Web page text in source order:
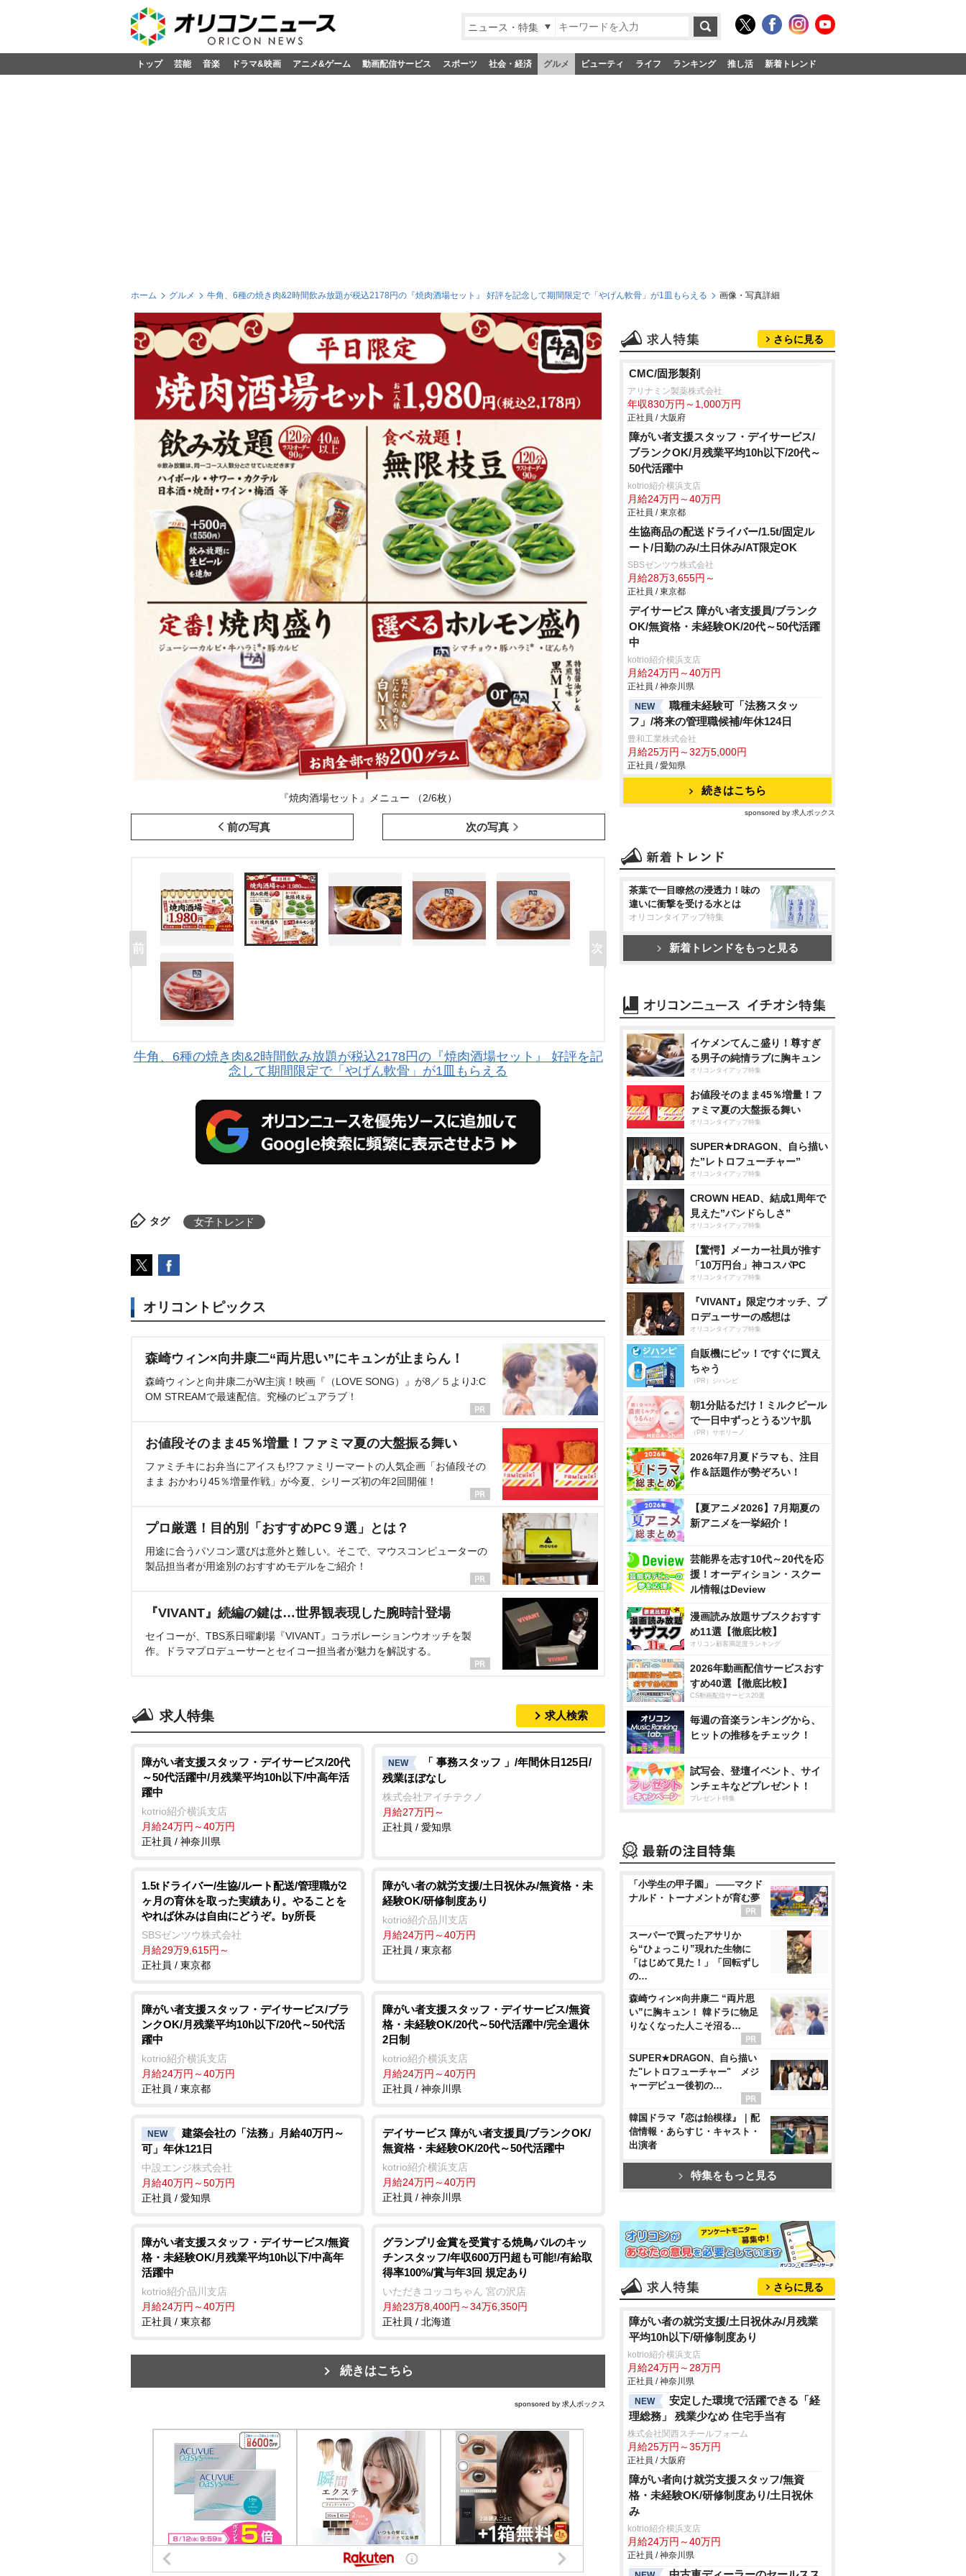
ニュース・特集
トップ 芸能 音楽 ドラマ&映画 アニメ&ゲーム 動画配信サービス スポーツ 社会・経済 グルメ ビューティ ライフ ランキング 推し活 新着トレンド
ホーム グルメ 牛角、6種の焼き肉&2時間飲み放題が税込2178円の『焼肉酒場セット』 好評を記念して期間限定で「やげん軟骨」が1皿もらえる 画像・写真詳細
『焼肉酒場セット』メニュー （2/6枚）
前の写真 次の写真
牛角、6種の焼き肉&2時間飲み放題が税込2178円の『焼肉酒場セット』 好評を記
念して期間限定で「やげん軟骨」が1皿もらえる
タグ 女子トレンド
オリコントピックス
森崎ウィン×向井康二“両片思い”にキュンが止まらん！
森崎ウィンと向井康二がW主演！映画『（LOVE SONG）』が8／５よりJ:C
OM STREAMで最速配信。究極のピュアラブ！
お値段そのまま45％増量！ファミマ夏の大盤振る舞い
ファミチキにお弁当にアイスも!?ファミリーマートの人気企画「お値段その
まま おかわり45％増量作戦」が今夏、シリーズ初の年2回開催！
プロ厳選！目的別「おすすめPC９選」とは？
用途に合うパソコン選びは意外と難しい。そこで、マウスコンピューターの
製品担当者が用途別のおすすめモデルをご紹介！
『VIVANT』続編の鍵は…世界観表現した腕時計登場
セイコーが、TBS系日曜劇場『VIVANT』コラボレーションウオッチを製
作。ドラマプロデューサーとセイコー担当者が魅力を解説する。
求人特集 求人検索
障がい者支援スタッフ・デイサービス/20代
～50代活躍中/月残業平均10h以下/中高年活
躍中
kotrio紹介横浜支店
月給24万円～40万円
正社員 / 神奈川県
NEW
「 事務スタッフ 」/年間休日125日/
残業ほぼなし
株式会社アイチテクノ
月給27万円～
正社員 / 愛知県
1.5tドライバー/生協/ルート配送/管理職が2
ヶ月の育休を取った実績あり。やることを
れば休みは自由にどうぞ。by所長
SBSゼンツウ株式会社
月給29万9,615円～
正社員 / 東京都
障がい者の就労支援/土日祝休み/無資格・未
経験OK/研修制度あり
kotrio紹介品川支店
月給24万円～40万円
正社員 / 東京都
障がい者支援スタッフ・デイサービス/ブラ
ンクOK/月残業平均10h以下/20代～50代活
躍中
kotrio紹介横浜支店
月給24万円～40万円
正社員 / 東京都
障がい者支援スタッフ・デイサービス/無資
格・未経験OK/20代～50代活躍中/完全週休
2日制
kotrio紹介横浜支店
月給24万円～40万円
正社員 / 神奈川県
NEW
建築会社の「法務」月給40万円～
可」年休121日
中設エンジ株式会社
月給40万円～50万円
正社員 / 愛知県
デイサービス 障がい者支援員/ブランクOK/
無資格・未経験OK/20代～50代活躍中
kotrio紹介横浜支店
月給24万円～40万円
正社員 / 神奈川県
障がい者支援スタッフ・デイサービス/無資
格・未経験OK/月残業平均10h以下/中高年
活躍中
kotrio紹介品川支店
月給24万円～40万円
正社員 / 東京都
グランプリ金賞を受賞する焼鳥バルのキッ
チンスタッフ/年収600万円超も可能!/有給取
得率100%/賞与年3回 規定あり
いただきコッコちゃん 宮の沢店
月給23万8,400円～34万6,350円
正社員 / 北海道
続きはこちら
sponsored by 求人ボックス
さらに見る
CMC/固形製剤
アリナミン製薬株式会社
年収830万円～1,000万円
正社員 / 大阪府
障がい者支援スタッフ・デイサービス/
ブランクOK/月残業平均10h以下/20代～
50代活躍中
kotrio紹介横浜支店
月給24万円～40万円
正社員 / 東京都
生協商品の配送ドライバー/1.5t/固定ル
ート/日勤のみ/土日休み/AT限定OK
SBSゼンツウ株式会社
月給28万3,655円～
正社員 / 東京都
デイサービス 障がい者支援員/ブランク
OK/無資格・未経験OK/20代～50代活躍
中
kotrio紹介横浜支店
月給24万円～40万円
正社員 / 神奈川県
NEW
職種未経験可「法務スタッ
フ」/将来の管理職候補/年休124日
豊和工業株式会社
月給25万円～32万5,000円
正社員 / 愛知県
続きはこちら
sponsored by 求人ボックス
茶葉で一目瞭然の浸透力！味の
違いに衝撃を受ける水とは
オリコンタイアップ特集
新着トレンドをもっと見る
イケメンてんこ盛り！尊すぎ
る男子の純情ラブに胸キュン
オリコンタイアップ特集
お値段そのまま45％増量！フ
ァミマ夏の大盤振る舞い
オリコンタイアップ特集
SUPER★DRAGON、自ら描い
た”レトロフューチャー”
オリコンタイアップ特集
CROWN HEAD、結成1周年で
見えた”バンドらしさ”
オリコンタイアップ特集
【驚愕】メーカー社員が推す
「10万円台」神コスパPC
オリコンタイアップ特集
『VIVANT』限定ウオッチ、プ
ロデューサーの感想は
オリコンタイアップ特集
自販機にピッ！ですぐに買え
ちゃう
（PR）ジハンピ
朝1分貼るだけ！ミルクピール
で一日中ずっとうるツヤ肌
（PR）サボリーノ
2026年7月夏ドラマも、注目
作＆話題作が勢ぞろい！
【夏アニメ2026】7月期夏の
新アニメを一挙紹介！
芸能界を志す10代～20代を応
援！オーディション・スクー
ル情報はDeview
漫画読み放題サブスクおすす
め11選【徹底比較】
オリコン顧客満足度ランキング
2026年動画配信サービスおす
すめ40選【徹底比較】
CS動画配信サービス20選
毎週の音楽ランキングから、
ヒットの推移をチェック！
試写会、登壇イベント、サイ
ンチェキなどプレゼント！
プレゼント特集
「小学生の甲子園」 ――マクド
ナルド・トーナメントが育む夢
スーパーで買ったアサリか
ら“ひょっこり”現れた生物に
「はじめて見た！」「回転ずし
の…
森崎ウィン×向井康二 “両片思
い”に胸キュン！ 韓ドラに物足
りなくなった人こそ沼る…
SUPER★DRAGON、自ら描い
た"レトロフューチャー" メジ
ャーデビュー後初の…
韓国ドラマ『恋は飴模様』｜配
信情報・あらすじ・キャスト・
出演者
特集をもっと見る
さらに見る
障がい者の就労支援/土日祝休み/月残業
平均10h以下/研修制度あり
kotrio紹介横浜支店
月給24万円～28万円
正社員 / 神奈川県
NEW
安定した環境で活躍できる「経
理総務」 残業少なめ 住宅手当有
株式会社関西スチールフォーム
月給25万円～35万円
正社員 / 大阪府
障がい者向け就労支援スタッフ/無資
格・未経験OK/研修制度あり/土日祝休
み
kotrio紹介横浜支店
月給24万円～40万円
正社員 / 神奈川県